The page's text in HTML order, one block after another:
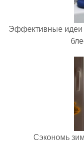
Эффективные идеи
Сэкономь